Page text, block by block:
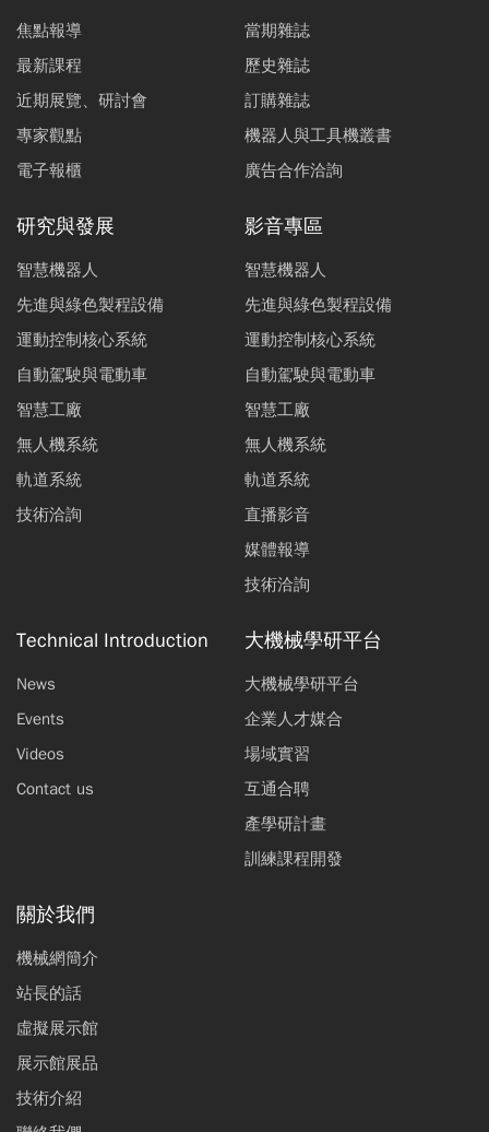
焦點報導
最新課程
近期展覽、研討會
專家觀點
電子報櫃
當期雜誌
歷史雜誌
訂購雜誌
機器人與工具機叢書
廣告合作洽詢
研究與發展
智慧機器人
先進與綠色製程設備
運動控制核心系統
自動駕駛與電動車
智慧工廠
無人機系統
軌道系統
技術洽詢
影音專區
智慧機器人
先進與綠色製程設備
運動控制核心系統
自動駕駛與電動車
智慧工廠
無人機系統
軌道系統
直播影音
媒體報導
技術洽詢
Technical Introduction
News
Events
Videos
Contact us
大機械學研平台
大機械學研平台
企業人才媒合
場域實習
互通合聘
產學研計畫
訓練課程開發
關於我們
機械網簡介
站長的話
虛擬展示館
展示館展品
技術介紹